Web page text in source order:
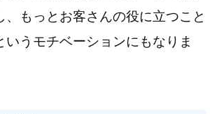
、もっとお客さんの役に立つこと
いうモチベーションにもなりま